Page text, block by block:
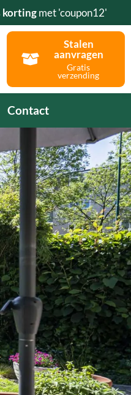
kortingmet 'coupon12'
Stalen
aanvragen
Gratis
verzending
Contact